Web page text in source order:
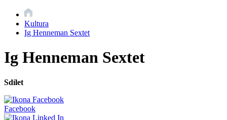
Kultura
Ig Henneman Sextet
Ig Henneman Sextet
Sdílet
Facebook